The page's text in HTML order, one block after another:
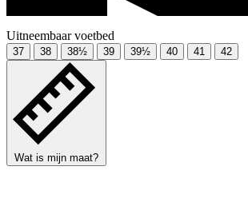
Uitneembaar voetbed
37 38 38½ 39 39½ 40 41 42
Wat is mijn maat?